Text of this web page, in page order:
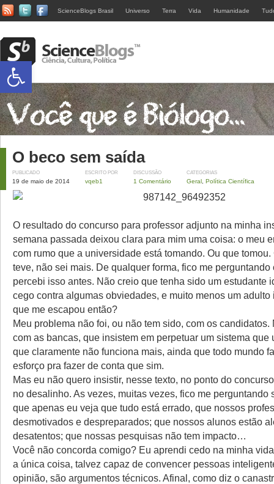
ScienceBlogs Brasil Universo Terra Vida Humanidade
O beco sem saída
PUBLICADO
19 de maio de 2014
ESCRITO POR
vqeb1
DISCUSSÃO
1 Comentário
CATEGORIAS
Geral Política Científica
O resultado do concurso para professor adjunto na minha
semana passada deixou clara para mim uma coisa: o meu
com rumo que a universidade está tomando. Ou que
teve, não sei mais. De qualquer forma, fico me perguntando
percebi isso antes. Não creio que tenha sido um estudante
cego contra algumas obviedades, e muito menos um adulto
que me escapou então?
Meu problema não foi, ou não tem sido, com os candidatos.
com as bancas, que insistem em perpetuar um sistema que
que claramente não funciona mais, ainda que todo mundo
esforço pra fazer de conta que sim.
Mas eu não quero insistir, nesse texto, no ponto do
no desalinho. As vezes, muitas vezes, fico me perguntando
que apenas eu veja que tudo está errado, que nossos
desmotivados e despreparados; que nossos alunos estão
desatentos; que nossas pesquisas não tem impacto…
Você não concorda comigo? Eu aprendi cedo na minha
a única coisa, talvez capaz de convencer pessoas
opinião, são argumentos técnicos. Afinal, como diz o
Abrir a barra de ferramentas